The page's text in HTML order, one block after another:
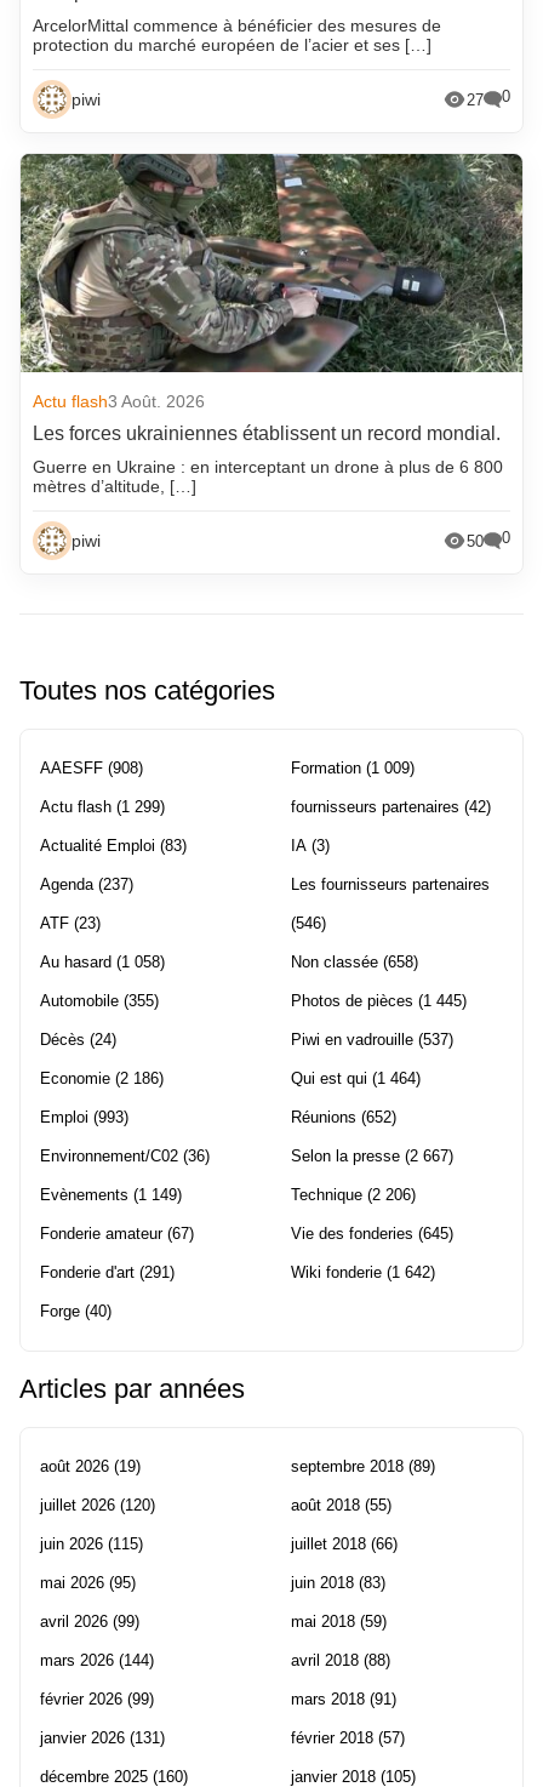
ArcelorMittal commence à bénéficier des mesures de
protection du marché européen de l’acier et ses […]
piwi 27 0
Actu flash3 Août. 2026
Les forces ukrainiennes établissent un record mondial.
Guerre en Ukraine : en interceptant un drone à plus de 6 800
mètres d’altitude, […]
piwi 50 0
Toutes nos catégories
AAESFF (908)
Actu flash (1 299)
Actualité Emploi (83)
Agenda (237)
ATF (23)
Au hasard (1 058)
Automobile (355)
Décès (24)
Economie (2 186)
Emploi (993)
Environnement/C02 (36)
Evènements (1 149)
Fonderie amateur(67)
Fonderie d'art (291)
Forge (40)
Formation (1 009)
fournisseurs partenaires (42)
IA (3)
Les fournisseurs partenaires
(546)
Non classée (658)
Photos de pièces (1 445)
Piwi en vadrouille (537)
Qui est qui (1 464)
Réunions (652)
Selon la presse (2 667)
Technique (2 206)
Vie des fonderies (645)
Wiki fonderie (1 642)
Articles par années
août 2026 (19)
juillet 2026 (120)
juin 2026 (115)
mai 2026 (95)
avril 2026 (99)
mars 2026 (144)
février 2026 (99)
janvier 2026 (131)
décembre 2025 (160)
septembre 2018 (89)
août 2018 (55)
juillet 2018 (66)
juin 2018 (83)
mai 2018 (59)
avril 2018 (88)
mars 2018 (91)
février 2018 (57)
janvier 2018 (105)